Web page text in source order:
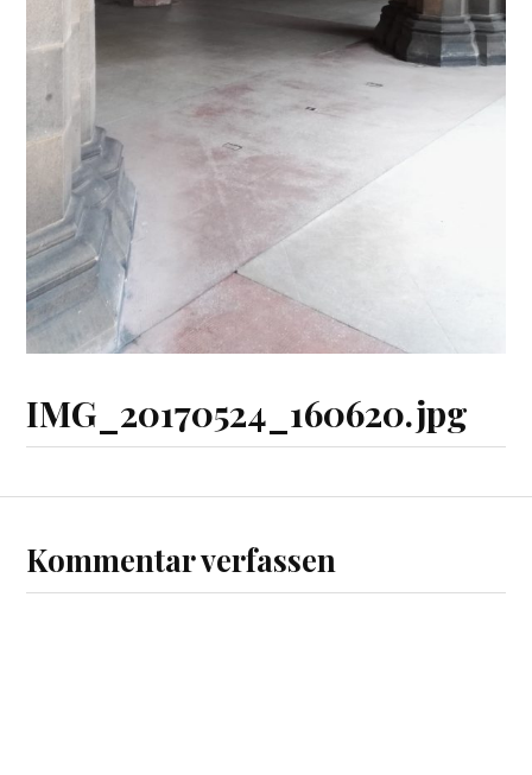
IMG_20170524_160620.jpg
Kommentar verfassen